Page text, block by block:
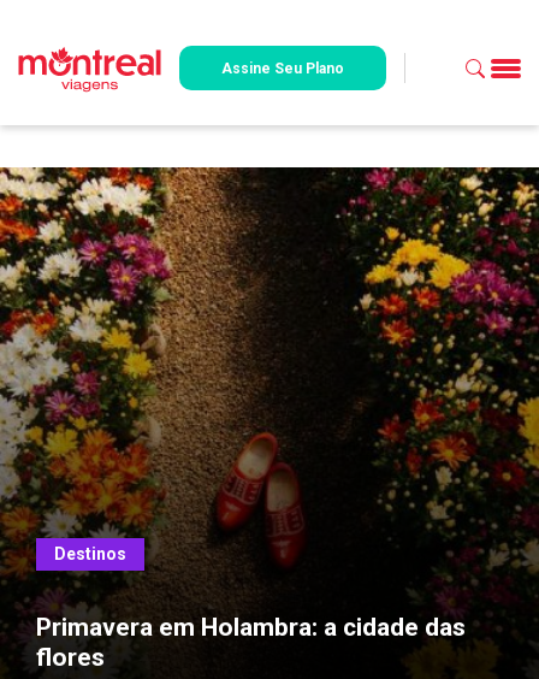
Assine Seu Plano
Destinos
Primavera em Holambra: a cidade das
flores